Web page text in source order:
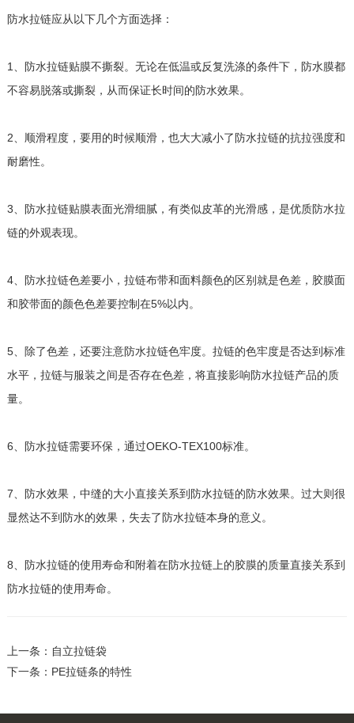
防水拉链应从以下几个方面选择：
1、防水拉链贴膜不撕裂。无论在低温或反复洗涤的条件下，防水膜都
不容易脱落或撕裂，从而保证长时间的防水效果。
2、顺滑程度，要用的时候顺滑，也大大减小了防水拉链的抗拉强度和
耐磨性。
3、防水拉链贴膜表面光滑细腻，有类似皮革的光滑感，是优质防水拉
链的外观表现。
4、防水拉链色差要小，拉链布带和面料颜色的区别就是色差，胶膜面
和胶带面的颜色色差要控制在5%以内。
5、除了色差，还要注意防水拉链色牢度。拉链的色牢度是否达到标准
水平，拉链与服装之间是否存在色差，将直接影响防水拉链产品的质
量。
6、防水拉链需要环保，通过OEKO-TEX100标准。
7、防水效果，中缝的大小直接关系到防水拉链的防水效果。过大则很
显然达不到防水的效果，失去了防水拉链本身的意义。
8、防水拉链的使用寿命和附着在防水拉链上的胶膜的质量直接关系到
防水拉链的使用寿命。
上一条：自立拉链袋
下一条：PE拉链条的特性